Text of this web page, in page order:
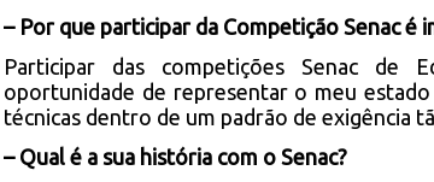
– Por que participar da Competição Senac é
Participar das competições Senac de
oportunidade de representar o meu
técnicas dentro de um padrão de exigência
– Qual é a sua história com o Senac?